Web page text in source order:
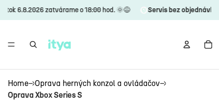
zatvárame o 18:00 hod. 🌞😅 Servis bez objednávky v OC
Home→Oprava herných konzol a ovládačov→
Oprava Xbox Series S